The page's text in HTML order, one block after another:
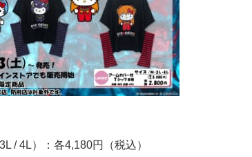
/ 4L）：各4,180円（税込）